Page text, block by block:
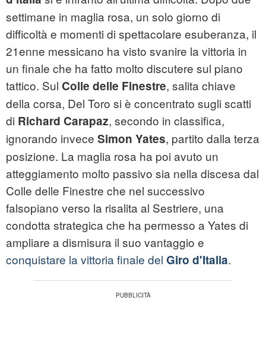
settimane in maglia rosa, un solo giorno di
difficoltà e momenti di spettacolare esuberanza, il
21enne messicano ha visto svanire la vittoria in
un finale che ha fatto molto discutere sul piano
tattico. Sul Colle delle Finestre, salita chiave
della corsa, Del Toro si è concentrato sugli scatti
di Richard Carapaz, secondo in classifica,
ignorando invece Simon Yates, partito dalla terza
posizione. La maglia rosa ha poi avuto un
atteggiamento molto passivo sia nella discesa dal
Colle delle Finestre che nel successivo
falsopiano verso la risalita al Sestriere, una
condotta strategica che ha permesso a Yates di
ampliare a dismisura il suo vantaggio e
conquistare la vittoria finale del Giro d'Italia.